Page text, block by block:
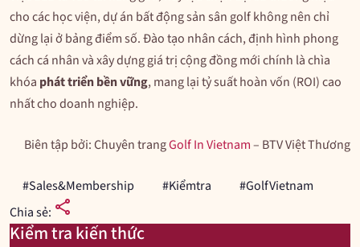
cho các học viện, dự án bất động sản sân golf không nên chỉ
dừng lại ở bảng điểm số. Đào tạo nhân cách, định hình phong
cách cá nhân và xây dựng giá trị cộng đồng mới chính là chìa
khóa phát triển bền vững, mang lại tỷ suất hoàn vốn (ROI) cao
nhất cho doanh nghiệp.
Biên tập bởi: Chuyên trangGolf In Vietnam– BTV Việt Thương
#Sales&Membership #Kiểmtra
#GolfVietnam
Chia sẻ: share
Kiểm tra kiến thức